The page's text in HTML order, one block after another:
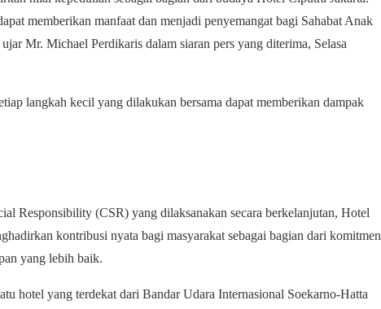
memberikan manfaat dan menjadi penyemangat bagi Sahabat Anak
Mr. Michael Perdikaris dalam siaran pers yang diterima, Selasa
langkah kecil yang dilakukan bersama dapat memberikan dampak
Responsibility (CSR) yang dilaksanakan secara berkelanjutan, Hotel
kontribusi nyata bagi masyarakat sebagai bagian dari komitmen
yang lebih baik.
hotel yang terdekat dari Bandar Udara Internasional Soekarno-Hatta